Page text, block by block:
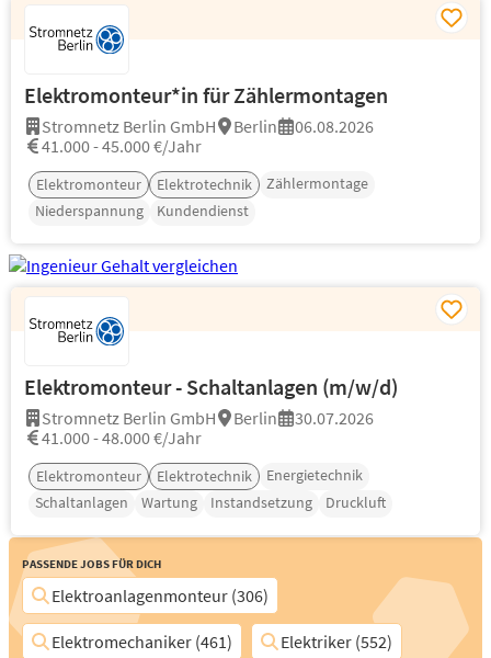
Elektromonteur*in für Zählermontagen
Stromnetz Berlin GmbH Berlin
06.08.2026
41.000 - 45.000 €/Jahr
Elektromonteur Elektrotechnik
Zählermontage
Niederspannung
Kundendienst
Elektromonteur - Schaltanlagen (m/w/d)
Stromnetz Berlin GmbH Berlin
30.07.2026
41.000 - 48.000 €/Jahr
Elektromonteur Elektrotechnik
Energietechnik
Schaltanlagen
Wartung Instandsetzung Druckluft
Passende Jobs für Dich
Elektroanlagenmonteur (306)
Elektromechaniker (461) Elektriker (552)